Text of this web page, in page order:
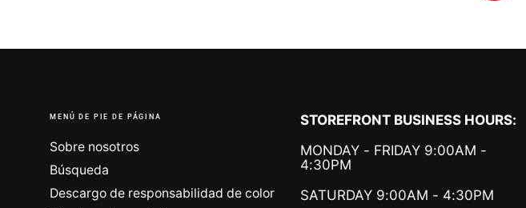
MENÚ DE PIE DE PÁGINA
Sobre nosotros
Búsqueda
Descargo de responsabilidad de color
STOREFRONT BUSINESS HOURS:
MONDAY - FRIDAY 9:00AM -
4:30PM
SATURDAY 9:00AM - 4:30PM